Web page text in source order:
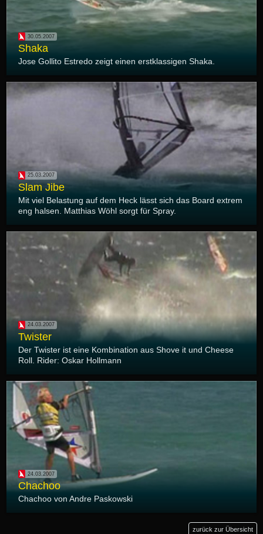
30.05.2007
Shaka
Jose Gollito Estredo zeigt einen erstklassigen Shaka.
25.03.2007
Slam Jibe
Mit viel Belastung auf dem Heck lässt sich das Board extrem
eng halsen. Matthias Wöhl sorgt für Spray.
24.03.2007
Twister
Der Twister ist eine Kombination aus Shove it und Cheese
Roll. Rider: Oskar Hollmann
24.03.2007
Chachoo
Chachoo von Andre Paskowski
zurück zur Übersicht